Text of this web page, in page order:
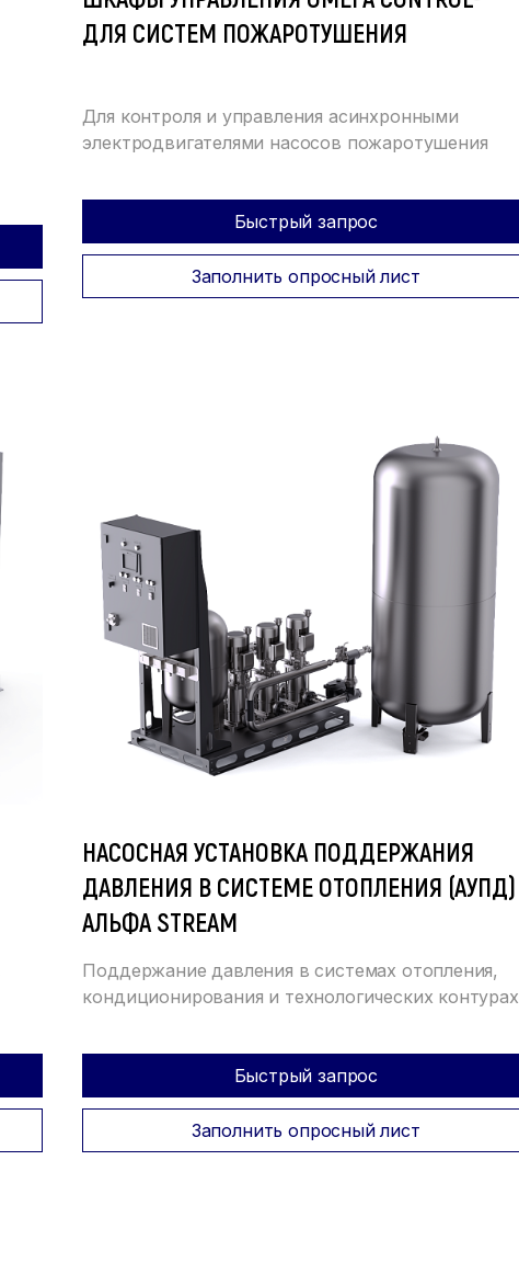
ДЛЯ СИСТЕМ ПОЖАРОТУШЕНИЯ
Для контроля и управления асинхронными
электродвигателями насосов пожаротушения
Быстрый запрос
Заполнить опросный лист
НАСОСНАЯ УСТАНОВКА ПОДДЕРЖАНИЯ
ДАВЛЕНИЯ В СИСТЕМЕ ОТОПЛЕНИЯ (АУПД)
АЛЬФА STREAM
Поддержание давления в системах отопления,
кондиционирования и технологических контурах
Быстрый запрос
Заполнить опросный лист